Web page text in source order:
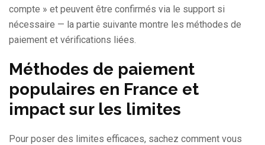
compte » et peuvent être confirmés via le support si
nécessaire — la partie suivante montre les méthodes de
paiement et vérifications liées.
Méthodes de paiement
populaires en France et
impact sur les limites
Pour poser des limites efficaces, sachez comment vous